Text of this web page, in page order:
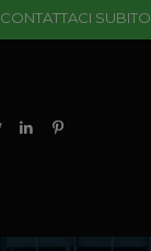
CONTATTACI SUBITO